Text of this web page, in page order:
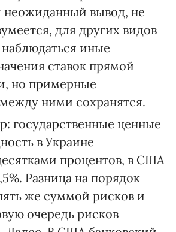
вывод, не
для других видов
наблюдаться иные
ставок прямой
но примерные
ними сохранятся.
государственные ценные
в Украине
процентов, в США
Разница на порядок
же суммой рисков и
очередь рисков